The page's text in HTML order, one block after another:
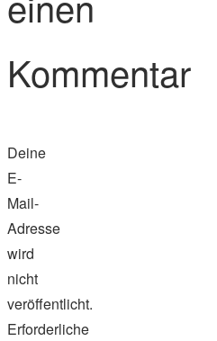
Kommentar
Deine
E-
Mail-
Adresse
wird
nicht
veröffentlicht.
Erforderliche